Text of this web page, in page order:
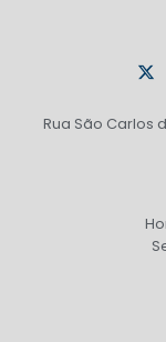
Rua São Carlos